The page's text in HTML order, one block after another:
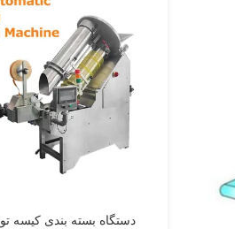
دستگاه بسته بندی کیسه